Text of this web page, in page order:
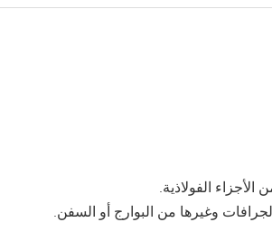
الفولاذية.
وغيرها من البوارج أو السفن.